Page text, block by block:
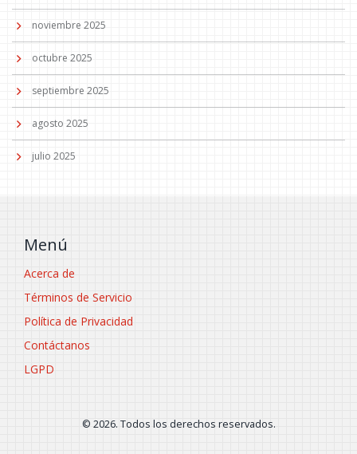
noviembre 2025
octubre 2025
septiembre 2025
agosto 2025
julio 2025
Menú
Acerca de
Términos de Servicio
Política de Privacidad
Contáctanos
LGPD
© 2026. Todos los derechos reservados.